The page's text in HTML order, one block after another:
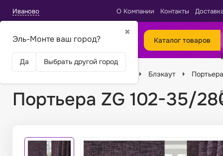
Иваново
✖
Эль-Монте ваш город?
Да Выбрать другой город
О Компании Контакты
Каталог товаров
Блэкаут
Портьера ZG 102-35/